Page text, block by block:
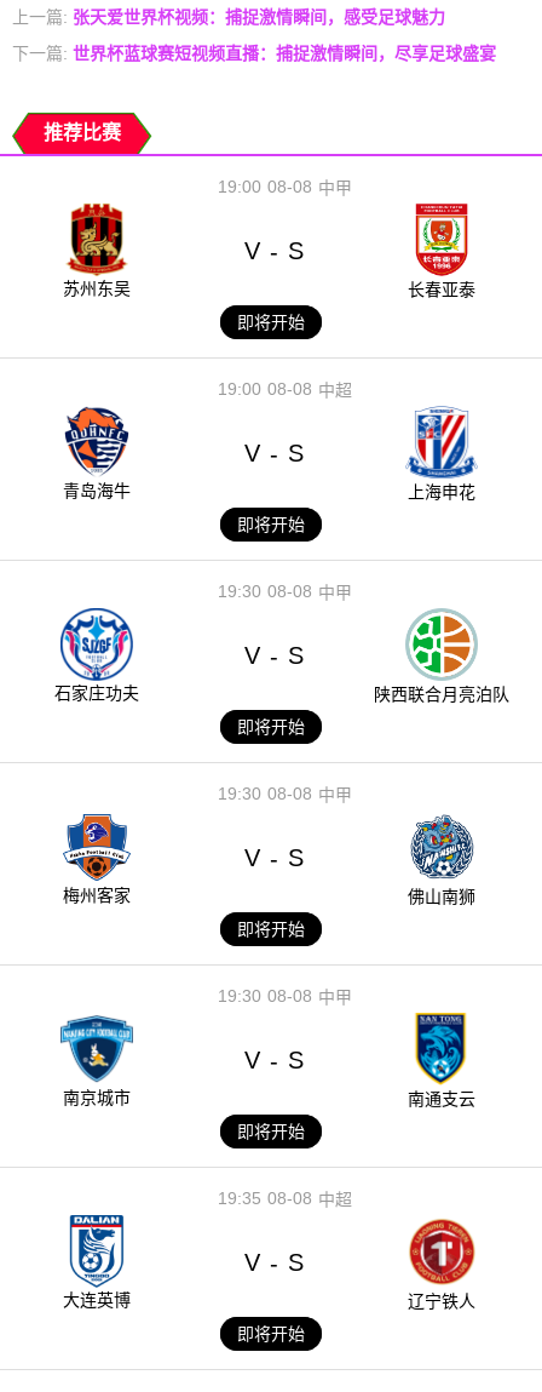
上一篇: 张天爱世界杯视频：捕捉激情瞬间，感受足球魅力
下一篇: 世界杯蓝球赛短视频直播：捕捉激情瞬间，尽享足球盛宴
推荐比赛
08-08
19:00 中甲
苏州东吴
V - S
长春亚泰
即将开始
08-08
19:00 中超
青岛海牛
V - S
上海申花
即将开始
08-08
19:30 中甲
石家庄功夫
V - S
陕西联合月亮泊队
即将开始
08-08
19:30 中甲
梅州客家
V - S
佛山南狮
即将开始
08-08
19:30 中甲
南京城市
V - S
南通支云
即将开始
08-08
19:35 中超
大连英博
V - S
辽宁铁人
即将开始